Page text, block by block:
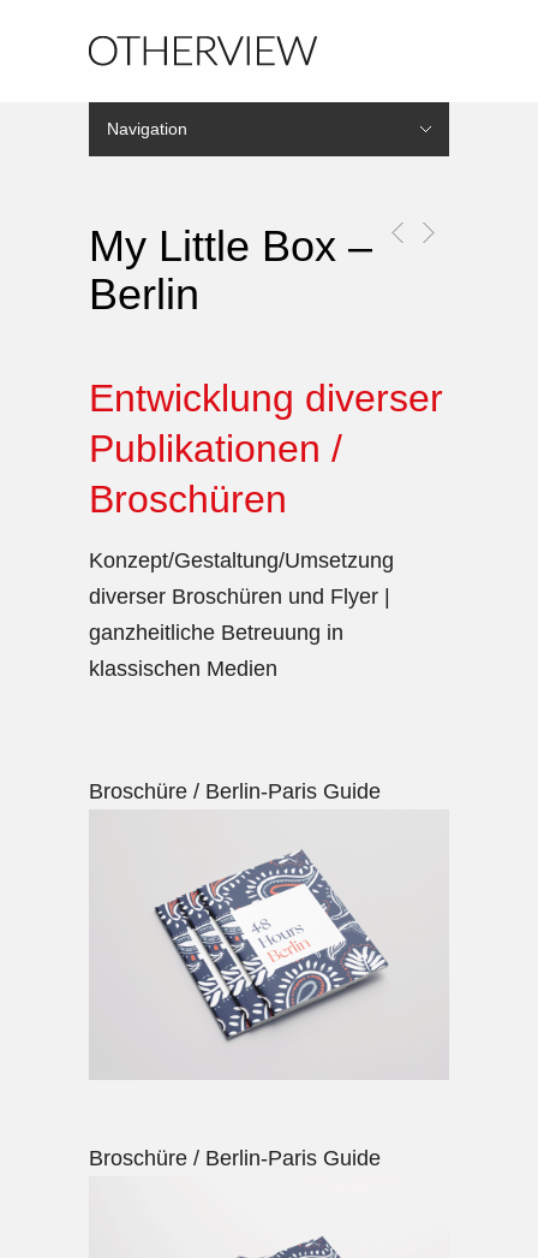
Navigation
My Little Box –
Berlin
Entwicklung diverser
Publikationen /
Broschüren
Konzept/Gestaltung/Umsetzung
diverser Broschüren und Flyer |
ganzheitliche Betreuung in
klassischen Medien
Broschüre / Berlin-Paris Guide
Broschüre / Berlin-Paris Guide